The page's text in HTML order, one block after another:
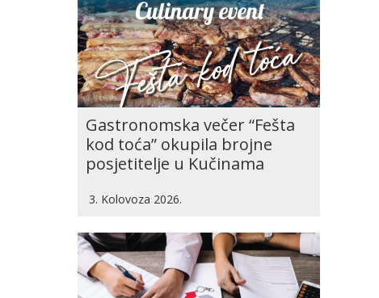
Gastronomska večer “Fešta
kod toća” okupila brojne
posjetitelje u Kučinama
3. Kolovoza 2026.